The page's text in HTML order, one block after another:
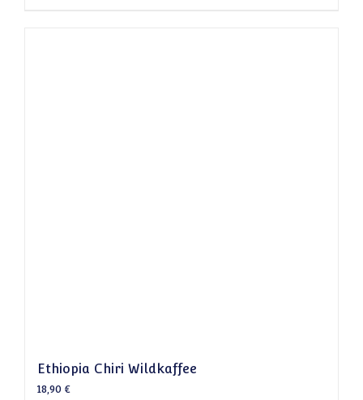
Ethiopia Chiri Wildkaffee
18,90 €